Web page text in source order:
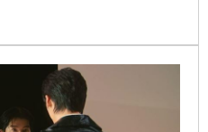
日宣布2026 LG gram
結構強度與耐用性，使用
個人風格的延伸。